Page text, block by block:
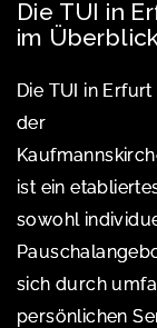
Die TUI in
im
Die TUI in Erfurt
der
ist ein
sowohl
sich durch
persönlichen